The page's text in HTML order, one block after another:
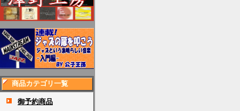
商品カテゴリ一覧
御予約商品